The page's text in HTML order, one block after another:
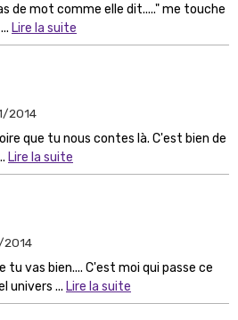
de mot comme elle dit....." me touche
Lire la suite
2014
que tu nous contes là. C'est bien de
Lire la suite
tu vas bien.... C'est moi qui passe ce
univers ... Lire la suite